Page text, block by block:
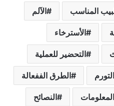
المناسب الآلم
الأسترخاء
التحضير للعملية
التورم الطرق الففعالة
المعلومات النصائح